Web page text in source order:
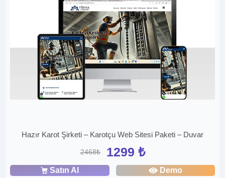
Hazır Karot Şirketi – Karotçu Web Sitesi Paketi – Duvar
2468₺ 1299 ₺
Satın Al Demo